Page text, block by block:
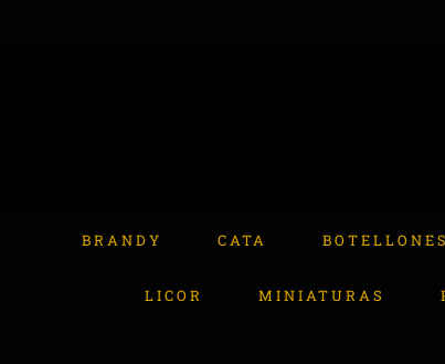
Buscar:BRANDY CATA BOTELLONES
LICOR MINIATURAS